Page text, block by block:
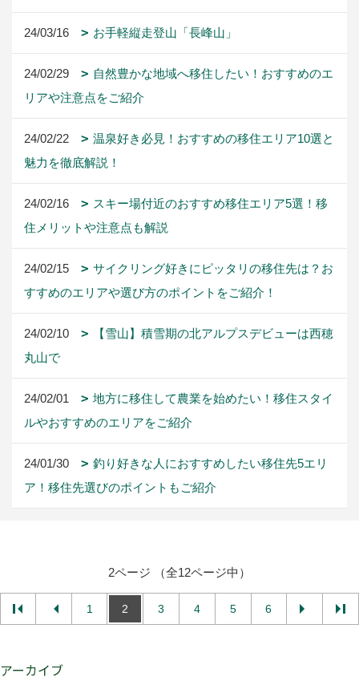
24/03/16 お手軽縦走登山「長峰山」
24/02/29
自然豊かな地域へ移住したい！おすすめのエ
リアや注意点をご紹介
24/02/22
温泉好き必見！おすすめの移住エリア10選と
魅力を徹底解説！
24/02/16
スキー場付近のおすすめ移住エリア5選！移
住メリットや注意点も解説
24/02/15
サイクリング好きにピッタリの移住先は？お
すすめのエリアや選び方のポイントをご紹介！
24/02/10
【雪山】積雪期の北アルプスデビューは西穂
丸山で
24/02/01
地方に移住して農業を始めたい！移住スタイ
ルやおすすめのエリアをご紹介
24/01/30
釣り好きな人におすすめしたい移住先5エリ
ア！移住先選びのポイントもご紹介
2ページ （全12ページ中）
1 2 3 4 5 6
アーカイブ